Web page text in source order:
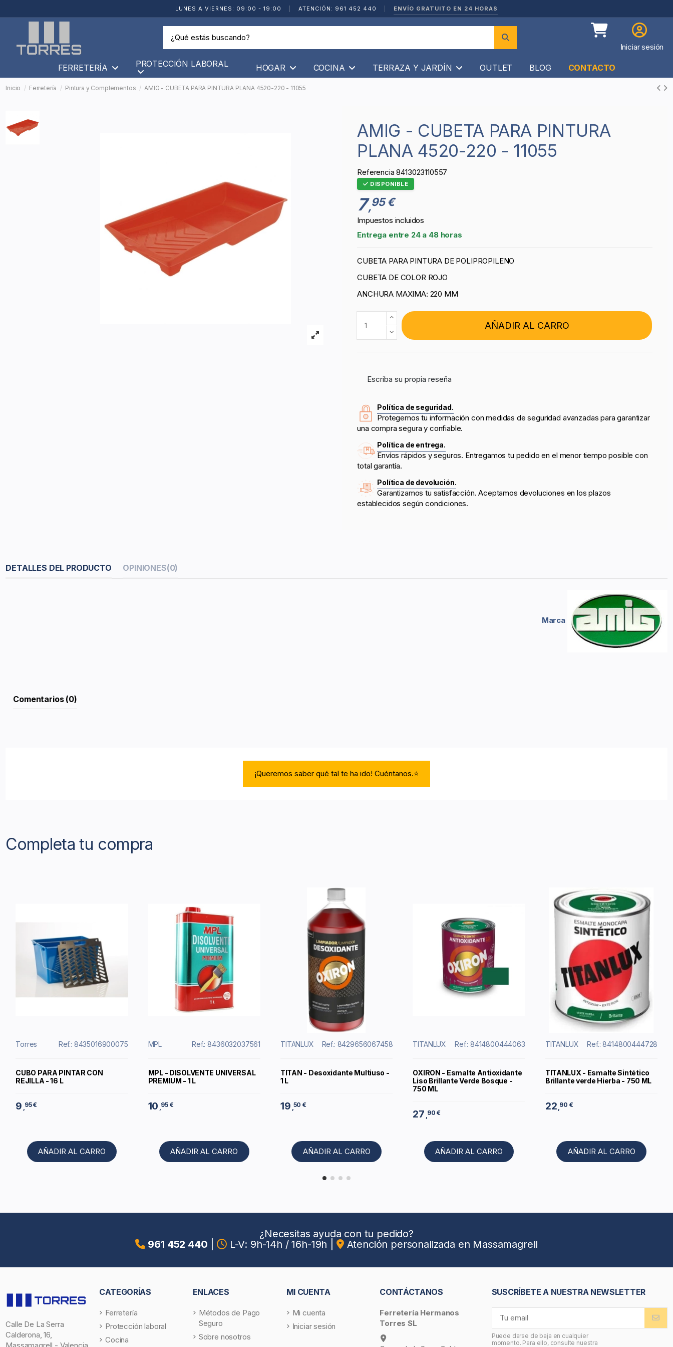
LUNES A VIERNES: 09:00 - 19:00 ATENCIÓN: 961 452 440 ENVÍO GRATUITO EN 24 HORAS
Iniciar sesión
FERRETERÍA PROTECCIÓN LABORAL HOGAR COCINA TERRAZA Y JARDÍN OUTLET BLOG CONTACTO
Inicio Ferretería Pintura y Complementos AMIG - CUBETA PARA PINTURA PLANA 4520-220 - 11055
AMIG - CUBETA PARA PINTURA
PLANA 4520-220 - 11055
Referencia 8413023110557
DISPONIBLE
7,95 €
Impuestos incluidos
Entrega entre 24 a 48 horas
CUBETA PARA PINTURA DE POLIPROPILENO
CUBETA DE COLOR ROJO
ANCHURA MAXIMA: 220 MM
AÑADIR AL CARRO
Escriba su propia reseña
Política de seguridad.
Protegemos tu información con medidas de seguridad avanzadas para garantizar
una compra segura y confiable.
Política de entrega.
Envíos rápidos y seguros. Entregamos tu pedido en el menor tiempo posible con
total garantía.
Política de devolución.
Garantizamos tu satisfacción. Aceptamos devoluciones en los plazos
establecidos según condiciones.
DETALLES DEL PRODUCTO OPINIONES(0)
Marca
Comentarios (0)
¡Queremos saber qué tal te ha ido! Cuéntanos.⭐
Completa tu compra
Torres Ref.: 8435016900075
CUBO PARA PINTAR CON
REJILLA - 16 L
9 95 €
AÑADIR AL CARRO
MPL Ref.: 8436032037561
MPL - DISOLVENTE UNIVERSAL
PREMIUM - 1 L
10 ,95 €
AÑADIR AL CARRO
TITANLUX Ref.: 8429656067458
TITAN - Desoxidante Multiuso -
1 L
19 ,50 €
AÑADIR AL CARRO
TITANLUX Ref.: 8414800444063
OXIRON - Esmalte Antioxidante
Liso Brillante Verde Bosque -
750 ML
27 90 €
AÑADIR AL CARRO
TITANLUX Ref.: 8414800444728
TITANLUX - Esmalte Sintético
Brillante verde Hierba - 750 ML
22 ,90 €
AÑADIR AL CARRO
¿Necesitas ayuda con tu pedido?
961 452 440
L-V: 9h-14h / 16h-19h Atención personalizada en Massamagrell
Calle De La Serra
Calderona, 16,
CATEGORÍAS
Ferretería
Protección laboral
Cocina
ENLACES
Métodos de Pago
Seguro
Sobre nosotros
MI CUENTA
Mi cuenta
Iniciar sesión
CONTÁCTANOS
Ferretería Hermanos
Torres SL
SUSCRÍBETE A NUESTRA NEWSLETTER
Puede darse de baja en cualquier
momento. Para ello, consulte nuestra